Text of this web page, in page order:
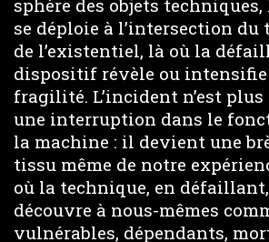
sphère des objets
se déploie à l’intersection du
de l’existentiel, là où la
dispositif révèle ou
fragilité. L’incident n’est
une interruption dans le
la machine : il devient une
tissu même de notre
où la technique, en
découvre à nous-mêmes
vulnérables, dépendants,